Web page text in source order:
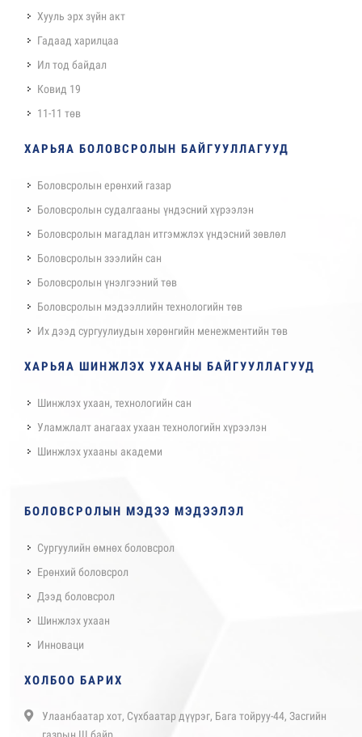
Хууль эрх зүйн акт
Гадаад харилцаа
Ил тод байдал
Ковид 19
11-11 төв
ХАРЬЯА БОЛОВСРОЛЫН БАЙГУУЛЛАГУУД
Боловсролын ерөнхий газар
Боловсролын судалгааны үндэсний хүрээлэн
Боловсролын магадлан итгэмжлэх үндэсний зөвлөл
Боловсролын зээлийн сан
Боловсролын үнэлгээний төв
Боловсролын мэдээллийн технологийн төв
Их дээд сургуулиудын хөрөнгийн менежментийн төв
ХАРЬЯА ШИНЖЛЭХ УХААНЫ БАЙГУУЛЛАГУУД
Шинжлэх ухаан, технологийн сан
Уламжлалт анагаах ухаан технологийн хүрээлэн
Шинжлэх ухааны академи
БОЛОВСРОЛЫН МЭДЭЭ МЭДЭЭЛЭЛ
Сургуулийн өмнөх боловсрол
Ерөнхий боловсрол
Дээд боловсрол
Шинжлэх ухаан
Инноваци
ХОЛБОО БАРИХ
Улаанбаатар хот, Сүхбаатар дүүрэг, Бага тойруу-44, Засгийн